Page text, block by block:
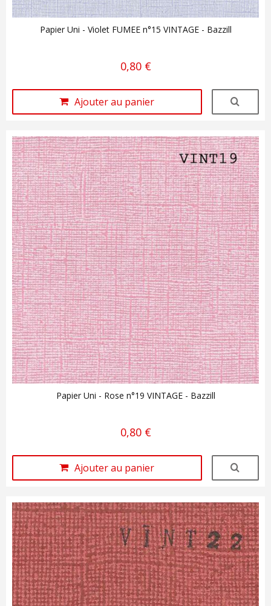
Papier Uni - Violet FUMEE n°15 VINTAGE - Bazzill
0,80 €
Ajouter au panier
Papier Uni - Rose n°19 VINTAGE - Bazzill
0,80 €
Ajouter au panier